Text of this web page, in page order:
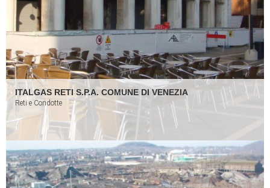
ITALGAS RETI S.P.A. COMUNE DI VENEZIA
Reti e Condotte